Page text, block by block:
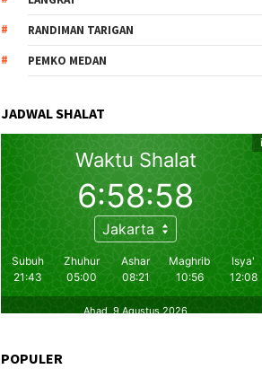
RANDIMAN TARIGAN
PEMKO MEDAN
JADWAL SHALAT
POPULER